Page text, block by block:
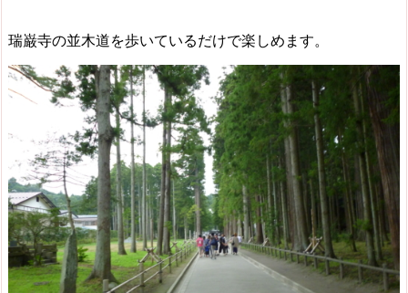
瑞巌寺の並木道を歩いているだけで楽しめます。